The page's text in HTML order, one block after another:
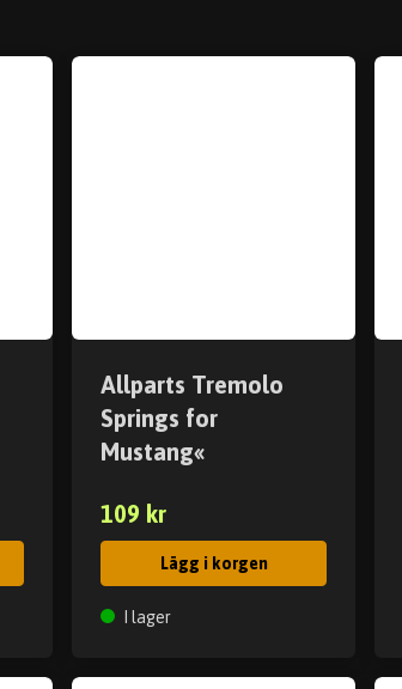
Allparts Tremolo
Springs for
Mustang«
109 kr
Lägg i korgen
I lager